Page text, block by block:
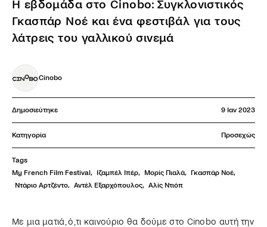
Η εβδομάδα στο Cinobo: Συγκλονιστικός
Γκασπάρ Νοέ και ένα φεστιβάλ για τους
λάτρεις του γαλλικού σινεμά
Cinobo
Δημοσιεύτηκε 9 Ιαν 2023
Κατηγορία Προσεχώς
Tags
My French Film Festival, Ιζαμπέλ Ιπέρ, Μορίς Πιαλά, Γκασπάρ Νοέ,
Ντάριο Αρτζέντο, Αντέλ Εξαρχόπουλος, Αλίς Ντιόπ
Με μια ματιά, ό,τι καινούριο θα δούμε στο Cinobo αυτή την